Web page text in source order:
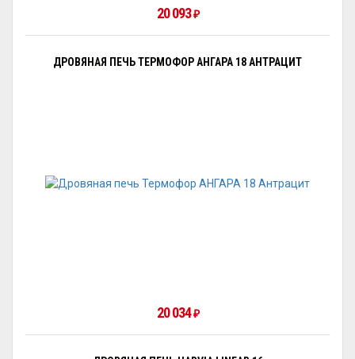
20 093₽
ДРОВЯНАЯ ПЕЧЬ ТЕРМОФОР АНГАРА 18 АНТРАЦИТ
20 034₽